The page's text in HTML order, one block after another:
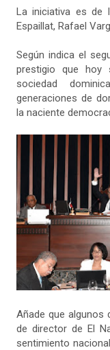
La iniciativa es de
Espaillat, Rafael
Según indica el
prestigio que hoy
sociedad
generaciones de
la naciente
Añade que algunos
de director de El
sentimiento